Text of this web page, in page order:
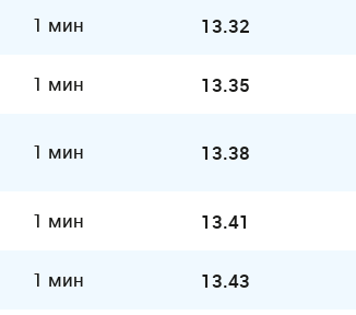
1 мин 13.32
1 мин 13.35
1 мин 13.38
1 мин 13.41
1 мин 13.43